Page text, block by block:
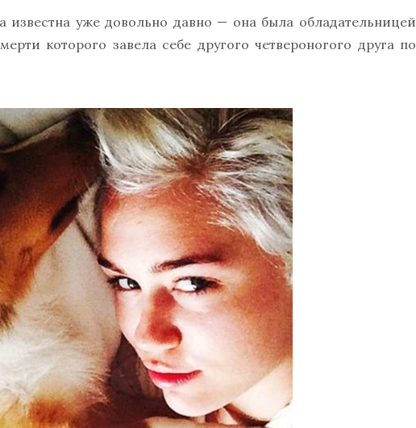
уже довольно давно — она была обладательницей
которого завела себе другого четвероногого друга по